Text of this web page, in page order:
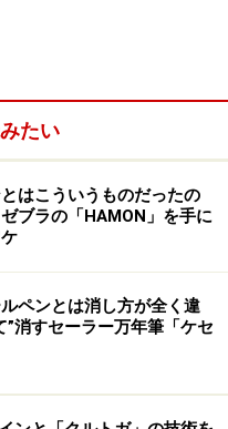
、好きだなと思ったの
て、その上に茶缶を乗
、キレイに上部が平らに
収納できます。茶巾で
に包むスタイルも、カ
まま持ち出す事も出来
たい
とはこういうものだったの
ブラの「HAMON」を手に
ペンとは消し方が全く違
”消すセーラー万年筆「ケセ